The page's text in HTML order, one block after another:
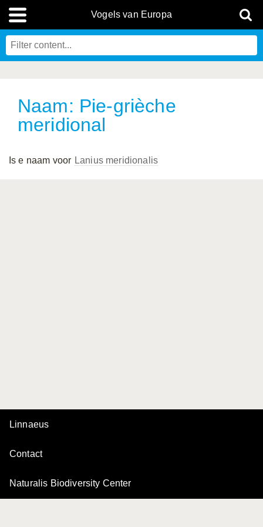
Vogels van Europa
Naam: Pie-grièche
meridional
Is e naam voor Lanius meridionalis
Linnaeus
Contact
Naturalis Biodiversity Center